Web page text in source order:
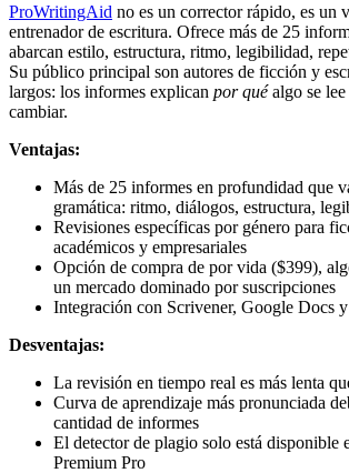
ProWritingAid no es un corrector rápido, es un
entrenador de escritura. Ofrece más de 25
abarcan estilo, estructura, ritmo, legibilidad,
Su público principal son autores de ficción y
largos: los informes explican por quéalgo se
cambiar.
Ventajas:
Más de 25 informes en profundidad que
gramática: ritmo, diálogos, estructura,
Revisiones específicas por género para
académicos y empresariales
Opción de compra de por vida ($399),
un mercado dominado por suscripciones
Integración con Scrivener, Google Docs
Desventajas:
La revisión en tiempo real es más lenta
Curva de aprendizaje más pronunciada
cantidad de informes
El detector de plagio solo está disponible
Premium Pro